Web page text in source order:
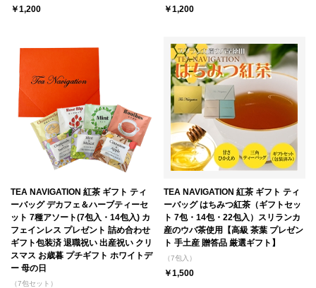
￥1,200 ￥1,200
TEA NAVIGATION 紅茶 ギフト ティ
ーバッグ デカフェ＆ハーブティーセ
ット 7種アソート(7包入・14包入) カ
フェインレス プレゼント 詰め合わせ
ギフト包装済 退職祝い 出産祝い クリ
スマス お歳暮 プチギフト ホワイトデ
ー 母の日
（7包セット）
TEA NAVIGATION 紅茶 ギフト ティ
ーバッグ はちみつ紅茶（ギフトセッ
ト 7包・14包・22包入）スリランカ
産のウバ茶使用【高級 茶葉 プレゼン
ト 手土産 贈答品 厳選ギフト】
（7包入）
￥1,500